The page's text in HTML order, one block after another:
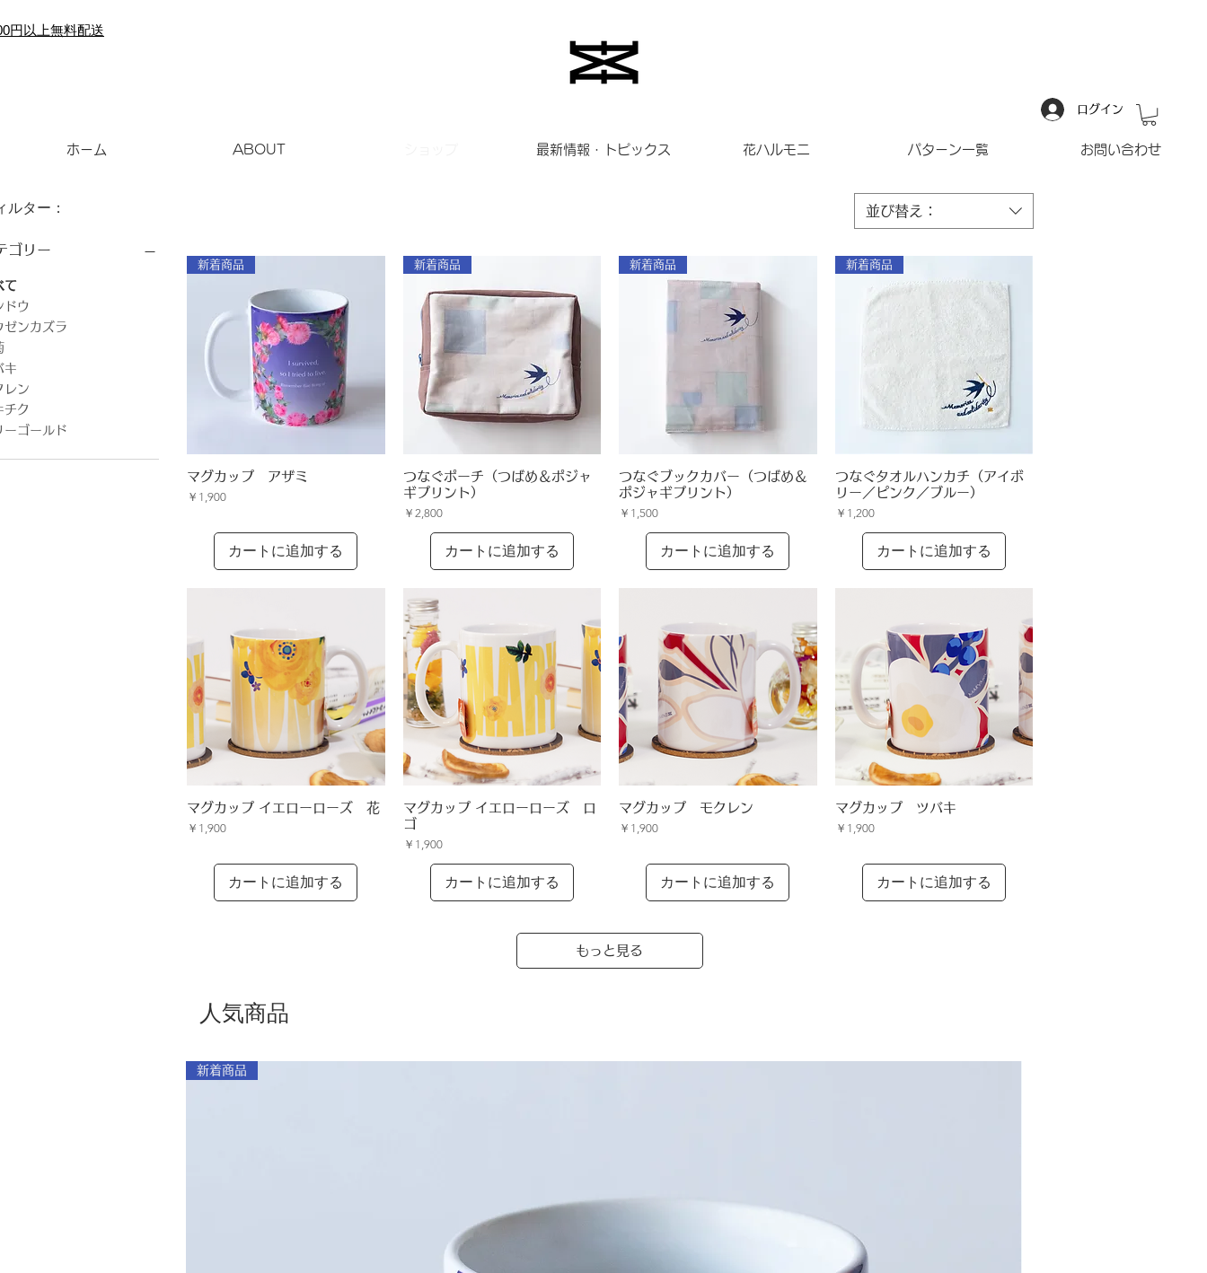
円以上無料配送
ログイン
ホーム ABOUT 最新情報・トピックス 花ハルモニ パターン一覧 お問い合わせ
ルター：
ゴリー
て
ドウ
ゼンカズラ
キ
レン
チク
ーゴールド
並び替え：
クイックビュー
新着商品
マグカップ アザミ
価格
￥1,900
カートに追加する
クイックビュー
新着商品
つなぐポーチ（つばめ＆ポジャ
ギプリント）
価格
￥2,800
カートに追加する
クイックビュー
新着商品
つなぐブックカバー（つばめ＆
ポジャギプリント）
価格
￥1,500
カートに追加する
クイックビュー
新着商品
つなぐタオルハンカチ（アイボ
リー／ピンク／ブルー）
価格
￥1,200
カートに追加する
クイックビュー
マグカップ イエローローズ 花
価格
￥1,900
カートに追加する
クイックビュー
マグカップ イエローローズ ロ
ゴ
価格
￥1,900
カートに追加する
クイックビュー
マグカップ モクレン
価格
￥1,900
カートに追加する
クイックビュー
マグカップ ツバキ
価格
￥1,900
カートに追加する
もっと見る
人気商品
新着商品